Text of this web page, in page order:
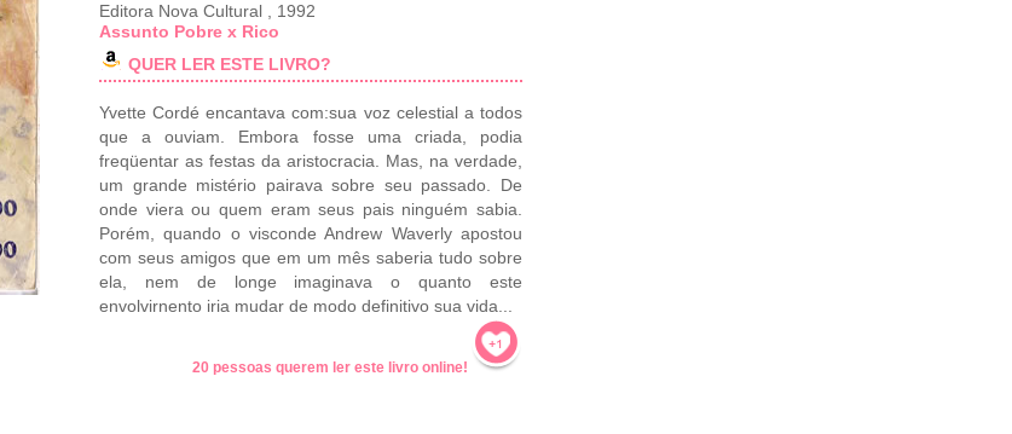
Editora Nova Cultural
1992
Assunto Pobre x Rico
QUER LER ESTE LIVRO?
Yvette Cordé encantava com:sua voz celestial a todos
que a ouviam. Embora fosse uma criada, podia
freqüentar as festas da aristocracia. Mas, na verdade,
um grande mistério pairava sobre seu passado. De
onde viera ou quem eram seus pais ninguém sabia.
Porém, quando o visconde Andrew Waverly apostou
com seus amigos que em um mês saberia tudo sobre
ela, nem de longe imaginava o quanto este
envolvirnento iria mudar de modo definitivo sua vida...
20 pessoas querem ler este livro online!